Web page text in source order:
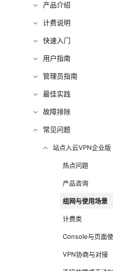
产品介绍
计费说明
快速入门
用户指南
管理员指南
最佳实践
故障排除
常见问题
站点入云VPN企业版
热点问题
产品咨询
组网与使用场景
计费类
Console与页面
VPN协商与对接